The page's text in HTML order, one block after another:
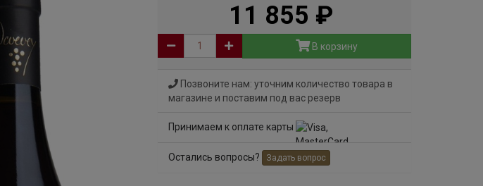
11 855
В корзину
Позвоните нам: уточним количество товара в
магазине и поставим под вас резерв
Принимаем к оплате карты
Остались вопросы? Задать вопрос